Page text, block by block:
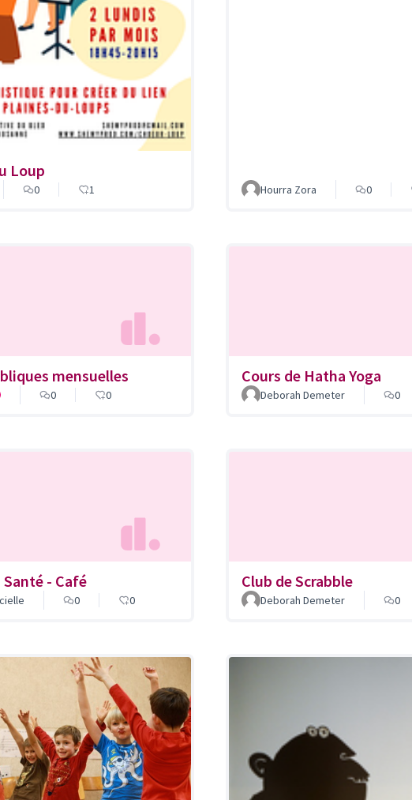
Loup
0 1 Hourra Zora 0
mensuelles
de la Fondation pour un Centre oecuménique et de quartier du Bois-Gentil,
0 0
Cours de Hatha Yoga
Deborah Demeter 0
Santé - Café
0 0
Club de Scrabble
Deborah Demeter 0